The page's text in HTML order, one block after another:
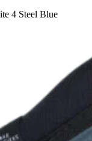
4 Steel Blue